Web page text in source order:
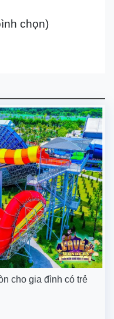
chọn)
cho gia đình có trẻ